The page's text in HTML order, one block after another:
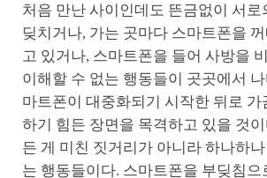
처음 만난 사이인데도 뜬금없이 서로
딪치거나, 가는 곳마다 스마트폰을
고 있거나, 스마트폰을 들어 사방을
이해할 수 없는 행동들이 곳곳에서
마트폰이 대중화되기 시작한 뒤로 가
하기 힘든 장면을 목격하고 있을 것
든 게 미친 짓거리가 아니라 하나하
는 행동들이다. 스마트폰을 부딪침